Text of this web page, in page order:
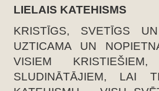
LIELAIS KATEHISMS
KRISTĪGS, SVETĪGS
UZTICAMA UN
VISIEM
SLUDINĀTĀJIEM, LAI